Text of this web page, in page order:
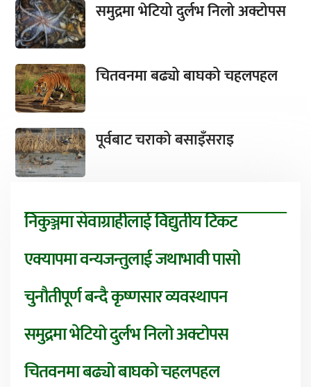
समुद्रमा भेटियो दुर्लभ निलो अक्टोपस
चितवनमा बढ्यो बाघको चहलपहल
पूर्वबाट चराको बसाइँसराइ
निकुञ्जमा सेवाग्राहीलाई विद्युतीय टिकट
एक्यापमा वन्यजन्तुलाई जथाभावी पासो
चुनौतीपूर्ण बन्दै कृष्णसार व्यवस्थापन
समुद्रमा भेटियो दुर्लभ निलो अक्टोपस
चितवनमा बढ्यो बाघको चहलपहल